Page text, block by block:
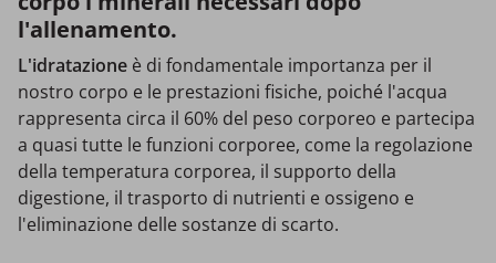
l'allenamento.
L'idratazione è di fondamentale importanza per il
nostro corpo e le prestazioni fisiche, poiché l'acqua
rappresenta circa il 60% del peso corporeo e partecipa
a quasi tutte le funzioni corporee, come la regolazione
della temperatura corporea, il supporto della
digestione, il trasporto di nutrienti e ossigeno e
l'eliminazione delle sostanze di scarto.